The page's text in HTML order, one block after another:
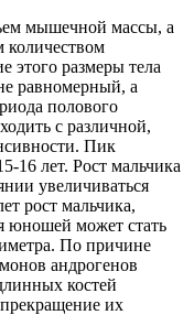
мышечной массы, а
количеством
этого размеры тела
равномерный, а
полового
с различной,
Пик
16 лет. Рост мальчика
увеличиваться
рост мальчика,
юношей может стать
По причине
андрогенов
костей
их